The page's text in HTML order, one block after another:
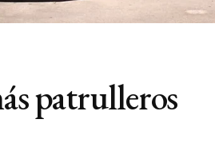
patrulleros